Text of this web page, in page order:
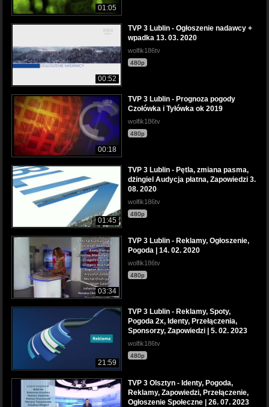
01:05
00:52
TVP 3 Lublin - Ogłoszenie nadawcy +
wpadka 13. 03. 2020
wolfik186tv
480p
00:18
TVP 3 Lublin - Prognoza pogody
Czołówka i Tyłówka ok 2019
wolfik186tv
480p
01:45
TVP 3 Lublin - Pętla, zmiana pasma,
dżingiel Audycja płatna, Zapowiedzi 3.
08. 2020
wolfik186tv
480p
03:34
TVP 3 Lublin - Reklamy, Ogłoszenie,
Pogoda | 14. 02. 2020
wolfik186tv
480p
21:59
TVP 3 Lublin - Reklamy, Spoty,
Pogoda 2x, Identy, Przełączenia,
Sponsorzy, Zapowiedzi | 5. 02. 2023
wolfik186tv
480p
TVP 3 Olsztyn - Identy, Pogoda,
Reklamy, Zapowiedzi, Przełączenie,
Ogłoszenie Społeczne | 26. 07. 2023